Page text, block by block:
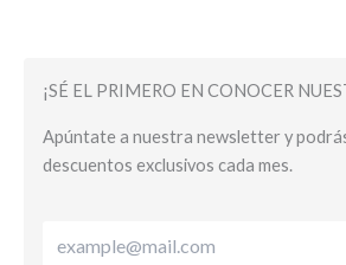
¡SÉ EL PRIMERO EN CONOCER
Apúntate a nuestra newsletter y
descuentos exclusivos cada mes.